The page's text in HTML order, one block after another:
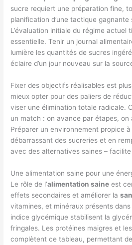
sucre requiert une préparation fine,
planification d’une tactique gagnante
L’évaluation initiale du régime actuel
essentielle. Tenir un journal
lumière les quantités de sucres
éclaire d’un jour nouveau sur la
Fixer des objectifs réalisables est
mieux opter pour des paliers de
viser une élimination totale radicale.
un match : on avance par étapes, on
Préparer un environnement propice
débarrassant des sucreries et en
avec des alternatives saines –
Une alimentation saine pour une
Le rôle de l’alimentation saine est
effets secondaires et améliorer la
vitamines, et minéraux présents
indice glycémique stabilisent la
fringales. Les protéines maigres et
complètent ce tableau, permettant